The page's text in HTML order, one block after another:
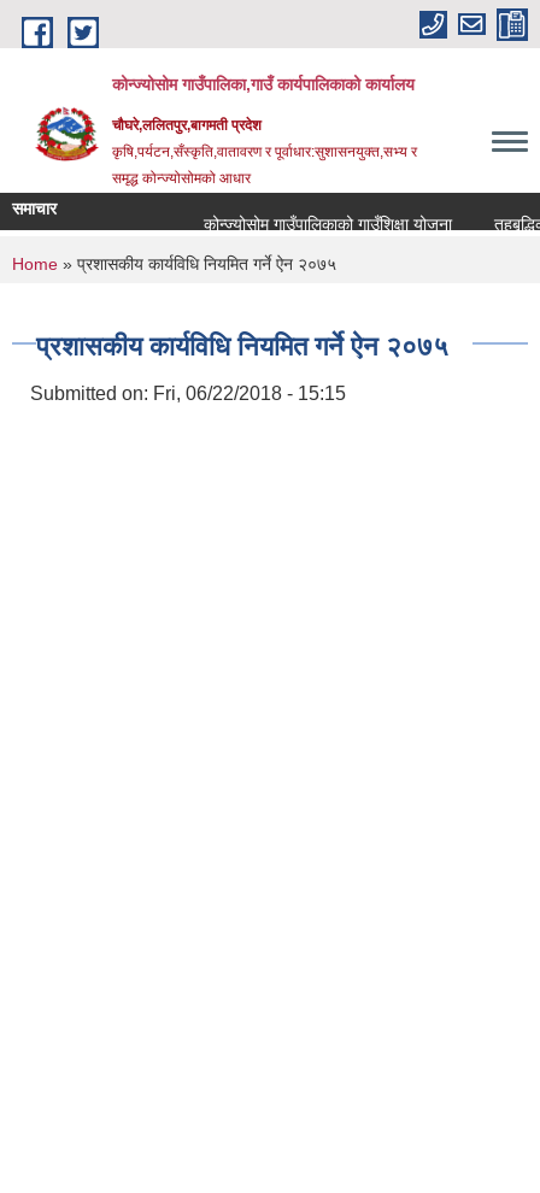
Skip to main content
कोन्ज्योसोम गाउँपालिका,गाउँ कार्यपालिकाको कार्यालय
चौघरे,ललितपुर,बागमती प्रदेश
कृषि,पर्यटन,सँस्कृति,वातावरण र पूर्वाधार:सुशासनयुक्त,सभ्य र
समृद्ध कोन्ज्योसोमको आधार
समाचार
कोन्ज्योसोम गाउँपालिकाको गाउँशिक्षा योजना
You are here
Home » प्रशासकीय कार्यविधि नियमित गर्ने ऐन २०७५
प्रशासकीय कार्यविधि नियमित गर्ने ऐन २०७५
Submitted on: Fri, 06/22/2018 - 15:15